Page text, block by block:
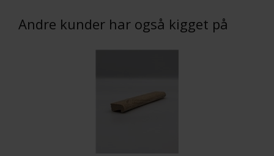
Andre kunder har også kigget på